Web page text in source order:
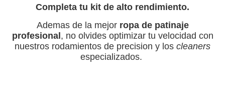
Completa tu kit de alto rendimiento.
Ademas de la mejor ropa de patinaje
profesional, no olvides optimizar tu velocidad con
nuestros rodamientos de precision y los cleaners
especializados.